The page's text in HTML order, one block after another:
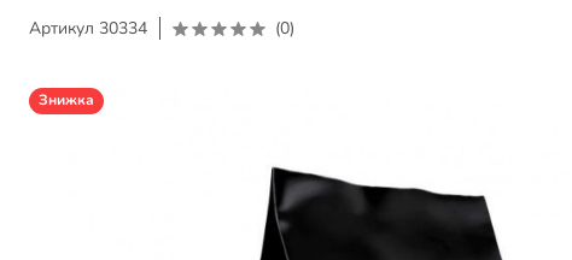
Артикул 30334 (0)
Знижка